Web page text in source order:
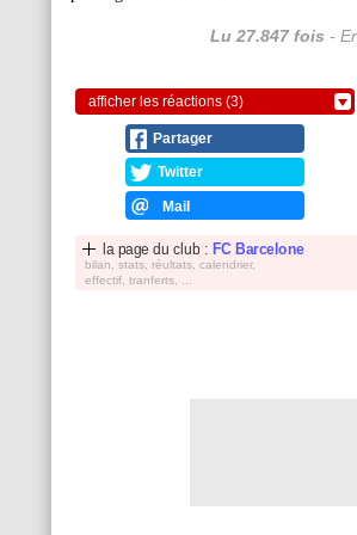
Lu 27.847 fois -
afficher les réactions (3)
Partager
Twitter
Mail
la page du club : FC Barcelone
bilan, stats, réultats, calendrier,
effectif, tranferts, ...